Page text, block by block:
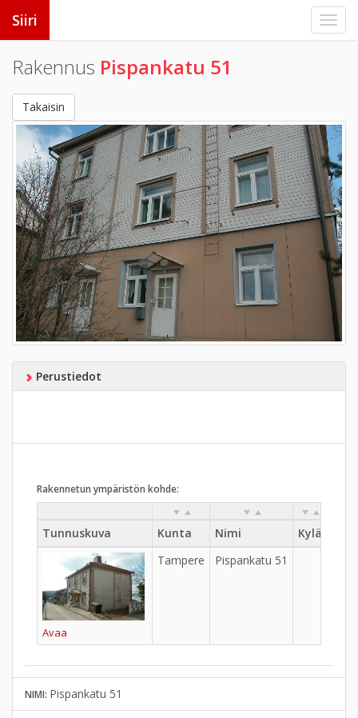
Siiri
Rakennus Pispankatu 51
Takaisin
Perustiedot
Rakennetun ympäristön kohde:
Tunnuskuva Kunta Nimi Kylä
Avaa
Tampere Pispankatu 51
NIMI: Pispankatu 51